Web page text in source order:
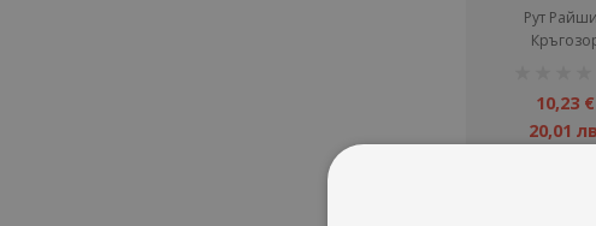
Рут
10,23 €
20,01